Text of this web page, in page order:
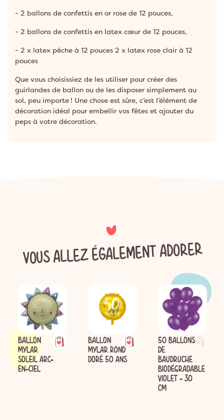
- 2 ballons de confettis en or rose de 12 pouces,
- 2 ballons de confettis en latex cœur de 12 pouces,
- 2 x latex pêche à 12 pouces 2 x latex rose clair à 12
pouces
Que vous choisissiez de les utiliser pour créer des
guirlandes de ballon ou de les disposer simplement au
sol, peu importe ! Une chose est sûre, c’est l’élément de
décoration idéal pour embellir vos fêtes et ajouter du
peps à votre décoration.
VOUS ALLEZ ÉGALEMENT ADORER
BALLON
MYLAR
SOLEIL ARC-
EN-CIEL
BALLON
MYLAR ROND
DORÉ 50 ANS
50 BALLONS
DE
BAUDRUCHE
BIODÉGRADABLE
VIOLET - 30
CM